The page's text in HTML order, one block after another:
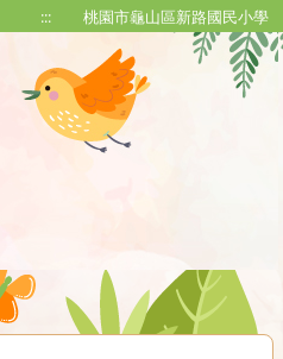
::: 桃園市龜山區新路國民小學